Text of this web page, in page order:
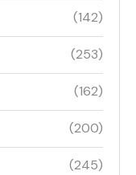
(142)
(253)
(162)
(200)
(245)